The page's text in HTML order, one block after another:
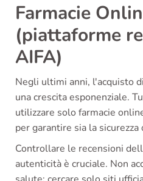
Farmacie
(piattaforme
AIFA)
Negli ultimi anni, l'acquisto
una crescita esponenziale.
utilizzare solo farmacie
per garantire sia la
Controllare le recensioni
autenticità è cruciale. Non